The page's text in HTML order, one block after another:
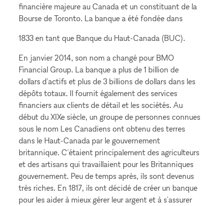
financière majeure au Canada et un constituant de la
Bourse de Toronto. La banque a été fondée dans
1833 en tant que Banque du Haut-Canada (BUC).
En janvier 2014, son nom a changé pour BMO
Financial Group. La banque a plus de 1 billion de
dollars d'actifs et plus de 3 billions de dollars dans les
dépôts totaux. Il fournit également des services
financiers aux clients de détail et les sociétés. Au
début du XIXe siècle, un groupe de personnes connues
sous le nom Les Canadiens ont obtenu des terres
dans le Haut-Canada par le gouvernement
britannique. C'étaient principalement des agriculteurs
et des artisans qui travaillaient pour les Britanniques
gouvernement. Peu de temps après, ils sont devenus
très riches. En 1817, ils ont décidé de créer un banque
pour les aider à mieux gérer leur argent et à s'assurer